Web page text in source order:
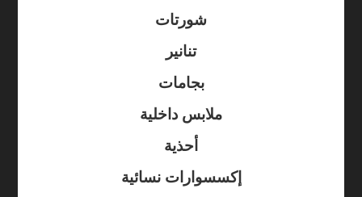
شورتات
تنانير
بجامات
ملابس داخلية
أحذية
إكسسوارات نسائية